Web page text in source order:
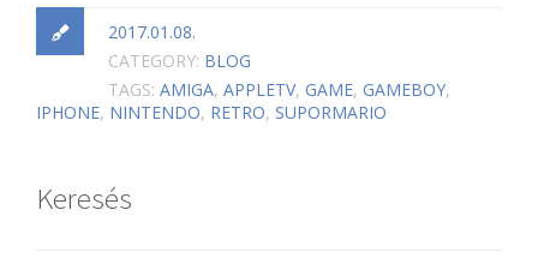
2017.01.08.
CATEGORY: BLOG
TAGS: AMIGA, APPLETV, GAME, GAMEBOY,
IPHONE, NINTENDO, RETRO, SUPORMARIO
Keresés